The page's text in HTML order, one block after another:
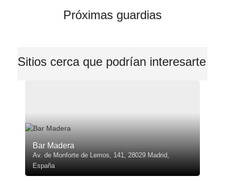
Próximas guardias
Sitios cerca que podrían interesarte
Bar Madera
Av. de Monforte de Lemos, 141, 28029 Madrid,
España